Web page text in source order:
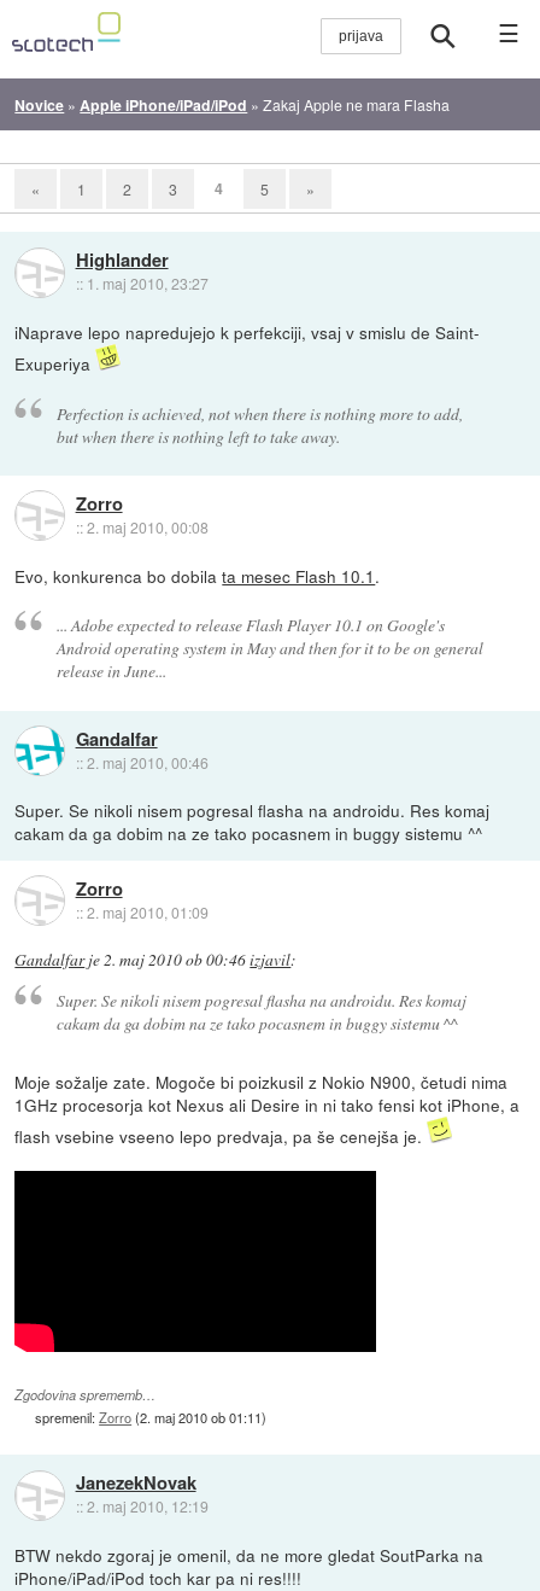
☰
Novice » Apple iPhone/iPad/iPod »Zakaj Apple ne mara Flasha
« 1 2 3 4 5 »
Highlander
:: 1. maj 2010, 23:27
iNaprave lepo napredujejo k perfekciji, vsaj v smislu de Saint-
Exuperiya
Perfection is achieved, not when there is nothing more to add,
but when there is nothing left to take away.
Zorro
::2. maj 2010, 00:08
Evo, konkurenca bo dobilata mesec Flash 10.1 .
... Adobe expected to release Flash Player 10.1 on Google's
Android operating system in May and then for it to be on general
release in June...
Gandalfar
::2. maj 2010, 00:46
Super. Se nikoli nisem pogresal flasha na androidu. Res komaj
cakam da ga dobim na ze tako pocasnem in buggy sistemu ^^
Zorro
::2. maj 2010, 01:09
Gandalfarje2. maj 2010 ob 00:46izjavil:
Super. Se nikoli nisem pogresal flasha na androidu. Res komaj
cakam da ga dobim na ze tako pocasnem in buggy sistemu ^^
Moje sožalje zate. Mogoče bi poizkusil z Nokio N900, četudi nima
1GHz procesorja kot Nexus ali Desire in ni tako fensi kot iPhone, a
flash vsebine vseeno lepo predvaja, pa še cenejša je.
Zgodovina sprememb…
spremenil:Zorro(2. maj 2010 ob 01:11)
JanezekNovak
::2. maj 2010, 12:19
BTW nekdo zgoraj je omenil, da ne more gledat SoutParka na
iPhone/iPad/iPod toch kar pa ni res!!!!